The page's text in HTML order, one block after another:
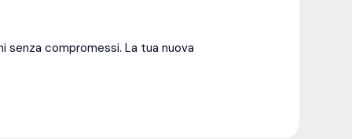
senza compromessi. La tua nuova